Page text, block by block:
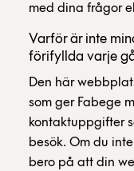
med dina frågor
Varför är inte
förifyllda varje
Den här
som ger Fabege
kontaktuppgifter
besök. Om du
bero på att din